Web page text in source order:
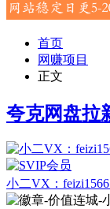
首页
网赚项目
正文
夸克网盘拉
小二VX：